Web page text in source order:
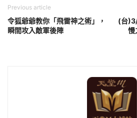
Previous article
令狐爺爺教你「飛雷神之術」，
瞬間攻入敵軍後陣
(台
慢